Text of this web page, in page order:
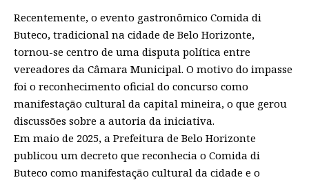
Recentemente, o evento gastronômico Comida di
Buteco, tradicional na cidade de Belo Horizonte,
tornou-se centro de uma disputa política entre
vereadores da Câmara Municipal. O motivo do impasse
foi o reconhecimento oficial do concurso como
manifestação cultural da capital mineira, o que gerou
discussões sobre a autoria da iniciativa.
Em maio de 2025, a Prefeitura de Belo Horizonte
publicou um decreto que reconhecia o Comida di
Buteco como manifestação cultural da cidade e o